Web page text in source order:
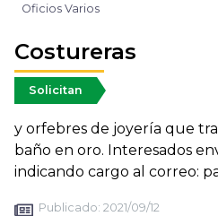
Oficios Varios
Costureras
Solicitan
y orfebres de joyería que
baño en oro. Interesados
indicando cargo al correo:
Publicado: 2021/09/12